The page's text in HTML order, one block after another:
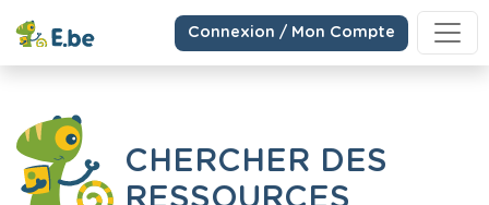
Connexion / Mon Compte
CHERCHER DES